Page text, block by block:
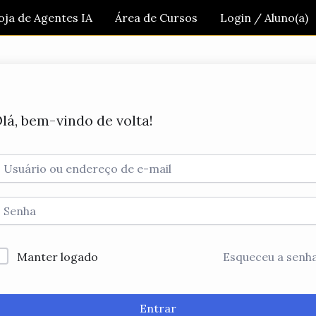
de Agentes IA Área de Cursos Login / Aluno(a)
bem-vindo de volta!
Manter logado Esqueceu a
Entrar